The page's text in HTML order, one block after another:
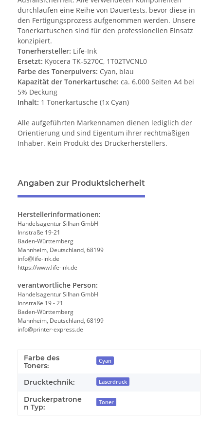
durchlaufen eine Reihe von Dauertests, bevor diese in
den Fertigungsprozess aufgenommen werden. Unsere
Tonerkartuschen sind für den professionellen Einsatz
konzipiert.
Tonerhersteller: Life-Ink
Ersetzt: Kyocera TK-5270C, 1T02TVCNL0
Farbe des Tonerpulvers: Cyan, blau
Kapazität der Tonerkartusche: ca. 6.000 Seiten A4 bei
5% Deckung
Inhalt: 1 Tonerkartusche (1x Cyan)
Alle aufgeführten Markennamen dienen lediglich der
Orientierung und sind Eigentum ihrer rechtmäßigen
Inhaber. Kein Produkt des Druckerherstellers.
Angaben zur Produktsicherheit
Herstellerinformationen:
Handelsagentur Silhan GmbH
Innstraße 19-21
Baden-Württemberg
Mannheim, Deutschland, 68199
info@life-ink.de
https://www.life-ink.de
verantwortliche Person:
Handelsagentur Silhan GmbH
Innstraße 19 - 21
Baden-Württemberg
Mannheim, Deutschland, 68199
info@printer-express.de
Farbe des
Toners:
Cyan
Drucktechnik: Laserdruck
Druckerpatrone
n Typ:
Toner